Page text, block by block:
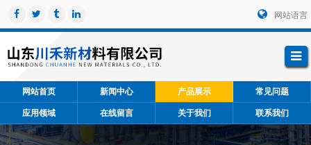
网站语言
网站首页 新闻中心 产品展示 常见问题
应用领域 在线留言 关于我们 联系我们